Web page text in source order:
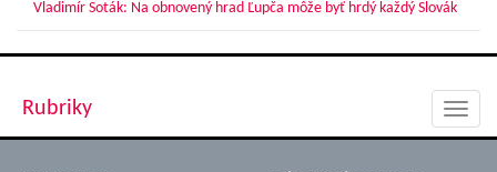
Vladimír Soták: Na obnovený hrad Ľupča môže byť hrdý každý Slovák
Rubriky